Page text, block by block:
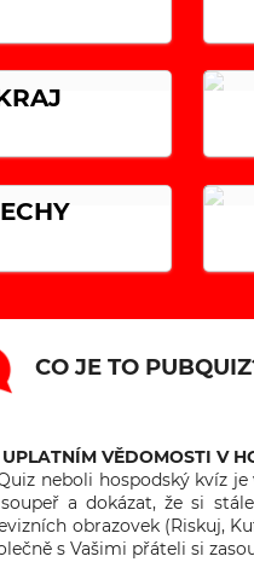
CO JE TO
VĚDOMOSTI V
neboli hospodský kvíz
a dokázat, že si
obrazovek (Riskuj,
s Vašimi přáteli si